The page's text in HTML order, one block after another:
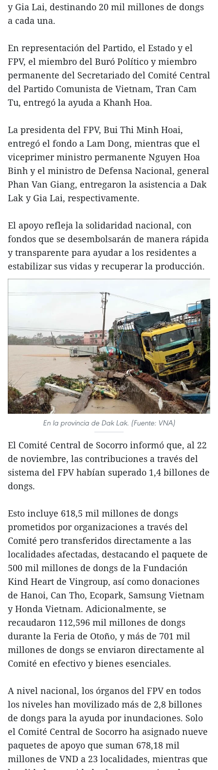
y Gia Lai, destinando 20 mil millones de dongs
a cada una.
En representación del Partido, el Estado y el
FPV, el miembro del Buró Político y miembro
permanente del Secretariado del Comité Central
del Partido Comunista de Vietnam, Tran Cam
Tu, entregó la ayuda a Khanh Hoa.
La presidenta del FPV, Bui Thi Minh Hoai,
entregó el fondo a Lam Dong, mientras que el
viceprimer ministro permanente Nguyen Hoa
Binh y el ministro de Defensa Nacional, general
Phan Van Giang, entregaron la asistencia a Dak
Lak y Gia Lai, respectivamente.
El apoyo refleja la solidaridad nacional, con
fondos que se desembolsarán de manera rápida
y transparente para ayudar a los residentes a
estabilizar sus vidas y recuperar la producción.
En la provincia de Dak Lak. (Fuente: VNA)
El Comité Central de Socorro informó que, al 22
de noviembre, las contribuciones a través del
sistema del FPV habían superado 1,4 billones de
dongs.
Esto incluye 618,5 mil millones de dongs
prometidos por organizaciones a través del
Comité pero transferidos directamente a las
localidades afectadas, destacando el paquete de
500 mil millones de dongs de la Fundación
Kind Heart de Vingroup, así como donaciones
de Hanoi, Can Tho, Ecopark, Samsung Vietnam
y Honda Vietnam. Adicionalmente, se
recaudaron 112,596 mil millones de dongs
durante la Feria de Otoño, y más de 701 mil
millones de dongs se enviaron directamente al
Comité en efectivo y bienes esenciales.
A nivel nacional, los órganos del FPV en todos
los niveles han movilizado más de 2,8 billones
de dongs para la ayuda por inundaciones. Solo
el Comité Central de Socorro ha asignado nueve
paquetes de apoyo que suman 678,18 mil
millones de VND a 23 localidades, mientras que